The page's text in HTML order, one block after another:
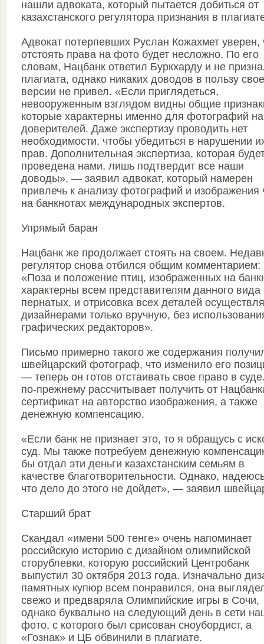
нашли адвоката, который пытается добиться от
казахстанского регулятора признания в
Адвокат потерпевших Руслан Кожахмет уверен,
отстоять права на фото будет несложно. По его
словам, Нацбанк ответил Буркхарду и не
плагиата, однако никаких доводов в пользу
версии не привел. «Если приглядеться,
невооруженным взглядом видны общие
которые характерны именно для фотографий
доверителей. Даже экспертизу проводить нет
необходимости, чтобы убедиться в нарушении
прав. Дополнительная экспертиза, которая
проведена нами, лишь подтвердит все наши
доводы», — заявил адвокат, который намерен
привлечь к анализу фотографий и изображения
на банкнотах международных экспертов.
Упрямый баран
Нацбанк же продолжает стоять на своем.
регулятор снова отбился общим комментарием:
«Поза и положение птиц, изображенных на
характерны всем представителям данного вида
пернатых, и отрисовка всех деталей
дизайнерами только вручную, без
графических редакторов».
Письмо примерно такого же содержания
швейцарский фотограф, что изменило его
— теперь он готов отстаивать свое право в
по-прежнему рассчитывает получить от
сертификат на авторство изображения, а также
денежную компенсацию.
«Если банк не признает это, то я обращусь с
суд. Мы также потребуем денежную
бы отдал эти деньги казахстанским семьям в
качестве благотворительности. Однако,
что дело до этого не дойдет», — заявил
Старший брат
Скандал «имени 500 тенге» очень напоминает
российскую историю с дизайном олимпийской
сторублевки, которую российский Центробанк
выпустил 30 октября 2013 года. Изначально
памятных купюр всем понравился, она
свежо и предваряла Олимпийские игры в Сочи,
однако буквально на следующий день в сети
фото, с которого был срисован сноубордист, а
«Гознак» и ЦБ обвинили в плагиате.